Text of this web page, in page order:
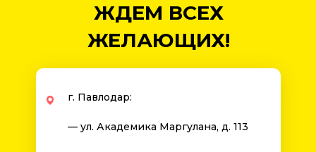
ЖДЕМ ВСЕХ
ЖЕЛАЮЩИХ!
г. Павлодар:
— ул. Академика Маргулана, д. 113